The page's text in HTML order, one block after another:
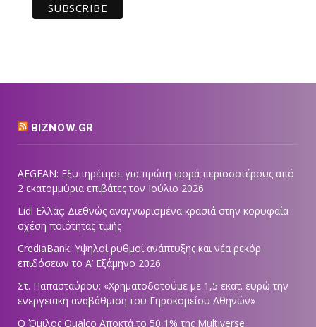
BIZNOW.GR
AEGEAN: Εξυπηρέτησε για πρώτη φορά περισσοτέρους από
2 εκατομμύρια επιβάτες τον Ιούλιο 2026
Lidl Ελλάς: Διεθνώς αναγνωρισμένα κρασιά στην κορυφαία
σχέση ποιότητας-τιμής
CrediaBank: Υψηλοί ρυθμοί ανάπτυξης και νέα ρεκόρ
επιδόσεων το Α’ Εξάμηνο 2026
Στ. Παπασταύρου: «Χρηματοδοτούμε με 1,5 εκατ. ευρώ την
ενεργειακή αναβάθμιση του Γηροκομείου Αθηνών»
Ο Όμιλος Qualco Αποκτά το 50,1% της Multiverse